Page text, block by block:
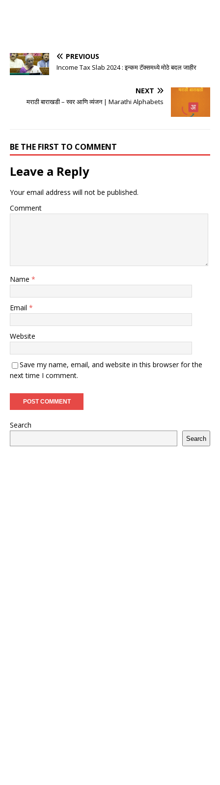
PREVIOUS
Income Tax Slab 2024 : इन्कम टॅक्समध्ये मोठे बदल जाहीर
NEXT
मराठी बाराखडी – स्वर आणि व्यंजन | Marathi Alphabets
BE THE FIRST TO COMMENT
Leave a Reply
Your email address will not be published.
Comment
Name *
Email *
Website
Save my name, email, and website in this browser for the
next time I comment.
Search
Search